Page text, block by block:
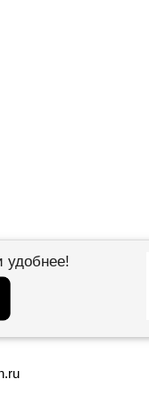
удобнее!